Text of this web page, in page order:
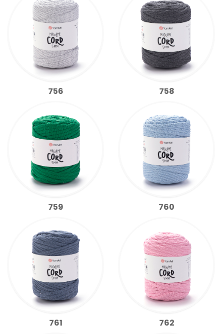
756 758
759 760
761 762